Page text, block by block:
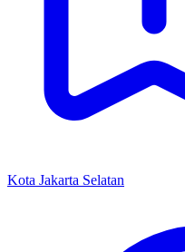
Kota Jakarta Selatan